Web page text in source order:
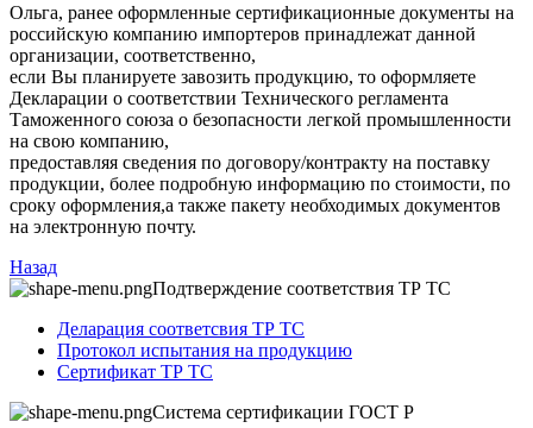
Ольга, ранее оформленные сертификационные документы на
российскую компанию импортеров принадлежат данной
организации, соответственно,
если Вы планируете завозить продукцию, то оформляете
Декларации о соответствии Технического регламента
Таможенного союза о безопасности легкой промышленности
на свою компанию,
предоставляя сведения по договору/контракту на поставку
продукции, более подробную информацию по стоимости, по
сроку оформления,а также пакету необходимых документов
на электронную почту.
Назад
Подтверждение соответствия ТР ТС
Деларация соответсвия ТР ТС
Протокол испытания на продукцию
Сертификат ТР ТС
Система сертификации ГОСТ Р